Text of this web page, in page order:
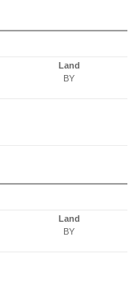
Land
BY
Land
BY